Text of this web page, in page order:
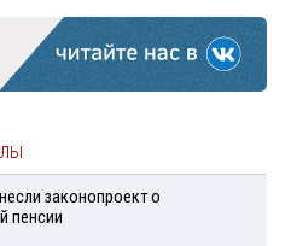
законопроект о
пенсии